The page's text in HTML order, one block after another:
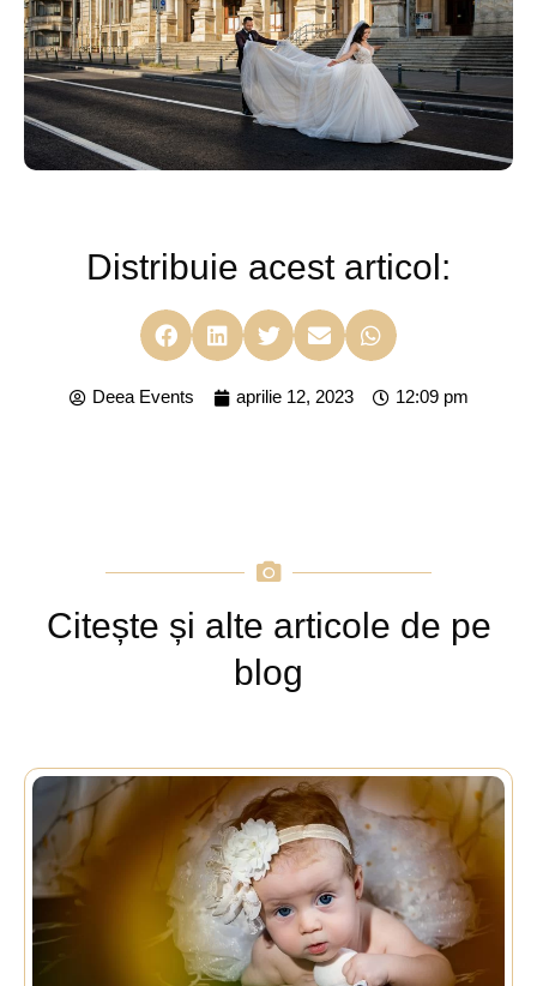
Distribuie acest articol:
Deea Events aprilie 12, 2023 12:09 pm
Citește și alte articole de pe
blog